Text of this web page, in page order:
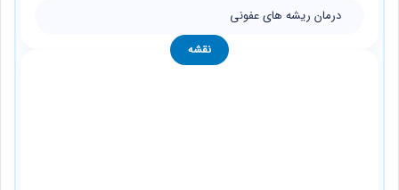
درمان ریشه ‌های عفونی
نقشه